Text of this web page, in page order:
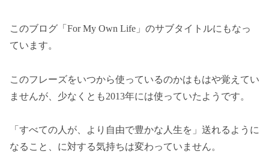
このブログ「For My Own Life」のサブタイトルにもなっ
ています。
このフレーズをいつから使っているのかはもはや覚えてい
ませんが、少なくとも2013年には使っていたようです。
「すべての人が、より自由で豊かな人生を」送れるように
なること、に対する気持ちは変わっていません。